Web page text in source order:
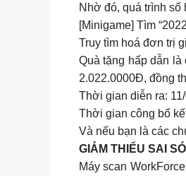
Nhờ đó, quá trình số
[Minigame] Tìm
Truy tìm hoá đơn trị
Quà tặng hấp dẫn
2.022.0000Đ, đồng
Thời gian diễn ra:
Thời gian công bố
Và nếu bạn là các
GIẢM THIỂU SAI
Máy scan